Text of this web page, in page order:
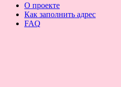
О проекте
Как заполнить адрес
FAQ